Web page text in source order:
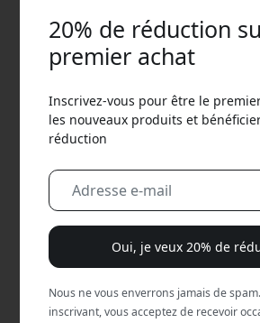
20% de réduction
premier achat
Inscrivez-vous pour être le
les nouveaux produits et
réduction
Oui, je veux 20% de
Nous ne vous enverrons jamais de
inscrivant, vous acceptez de recevoir
Utilisez ce code lors du
20% de réduction.